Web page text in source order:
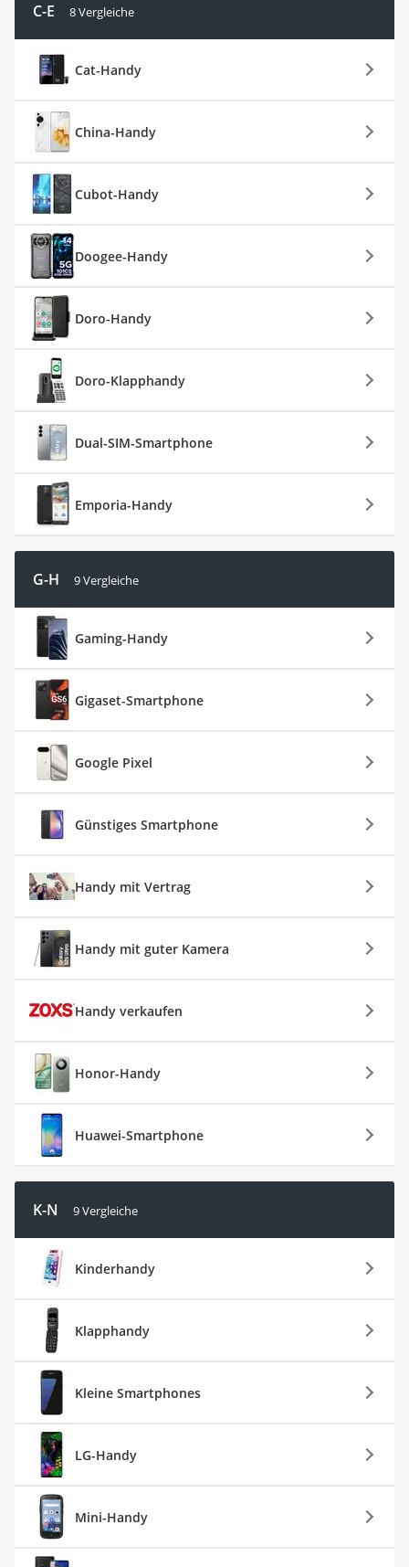
C-E 8 Vergleiche
Cat-Handy
China-Handy
Cubot-Handy
Doogee-Handy
Doro-Handy
Doro-Klapphandy
Dual-SIM-Smartphone
Emporia-Handy
G-H 9 Vergleiche
Gaming-Handy
Gigaset-Smartphone
Google Pixel
Günstiges Smartphone
Handy mit Vertrag
Handy mit guter Kamera
Handy verkaufen
Honor-Handy
Huawei-Smartphone
K-N 9 Vergleiche
Kinderhandy
Klapphandy
Kleine Smartphones
LG-Handy
Mini-Handy